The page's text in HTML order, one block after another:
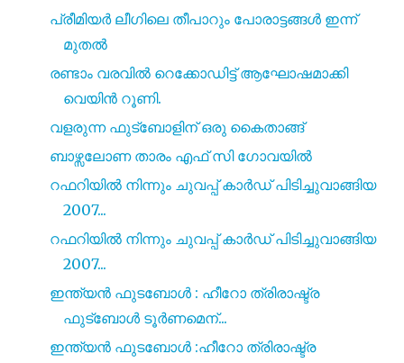
പ്രീമിയർ ലീഗിലെ തീപാറും പോരാട്ടങ്ങൾ ഇന്ന്
മുതൽ
രണ്ടാം വരവിൽ റെക്കോഡിട്ട് ആഘോഷമാക്കി
വെയിൻ റൂണി.
വളരുന്ന ഫുട്ബോളിന് ഒരു കൈതാങ്ങ്
ബാഴ്സലോണ താരം എഫ് സി ഗോവയിൽ
റഫറിയിൽ നിന്നും ചുവപ്പ് കാർഡ് പിടിച്ചുവാങ്ങിയ
2007...
റഫറിയിൽ നിന്നും ചുവപ്പ് കാർഡ് പിടിച്ചുവാങ്ങിയ
2007...
ഇന്ത്യൻ ഫുടബോൾ : ഹീറോ ത്രിരാഷ്ട്ര
ഫുട്ബോൾ ടൂർണമെന്...
ഇന്ത്യൻ ഫുടബോൾ :ഹീറോ ത്രിരാഷ്ട്ര